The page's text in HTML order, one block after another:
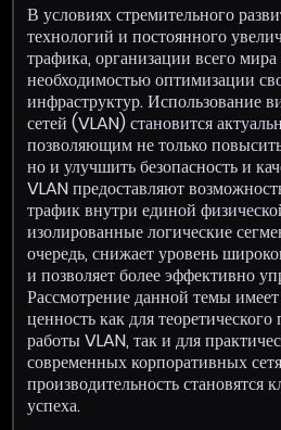
В условиях стремительного
технологий и постоянного
трафика, организации всего
необходимостью оптимизации
инфраструктур. Использование
сетей (VLAN) становится
позволяющим не только
но и улучшить безопасность и
VLAN предоставляют
трафик внутри единой
изолированные логические
очередь, снижает уровень
и позволяет более эффективно
Рассмотрение данной темы
ценность как для
работы VLAN, так и для
современных корпоративных
производительность
успеха.